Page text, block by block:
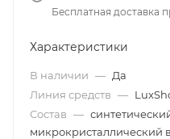
Бесплатная доставка
Характеристики
В наличии — Да
Линия средств —
Состав —
микрокристаллический